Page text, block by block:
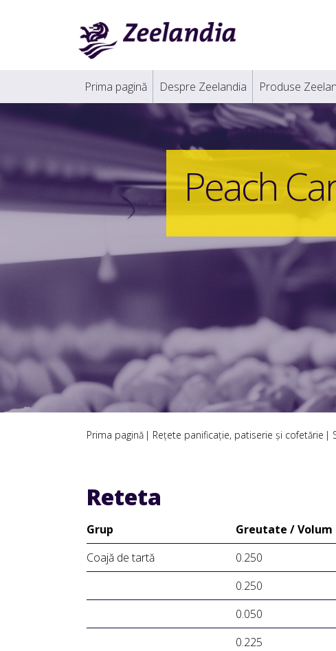
Prima pagină Despre Zeelandia Produse
Peach
Prima pagină Rețete panificație, patiserie și cofetărie
Reteta
Grup Greutate / Volum
Coajă de tartă
0.250
0.250
0.050
0.225